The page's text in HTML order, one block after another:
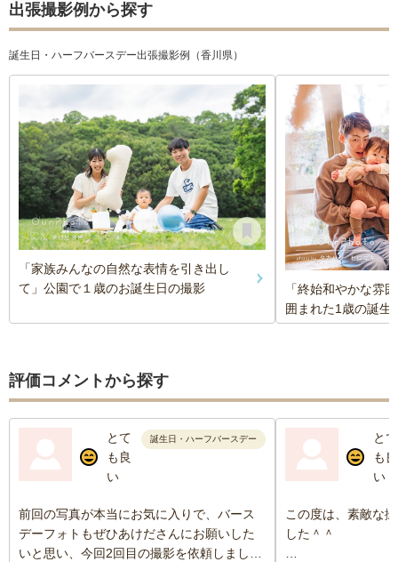
出張撮影例から探す
誕生日・ハーフバースデー出張撮影例（香川県）
「家族みんなの自然な表情を引き出し
て」公園で１歳のお誕生日の撮影
「終始和やかな雰
囲まれた1歳の誕生
評価コメントから探す
とて
も良
い
誕生日・ハーフバースデー
前回の写真が本当にお気に入りで、バース
デーフォトもぜひあけださんにお願いした
いと思い、今回2回目の撮影を依頼しまし
とて
も良
い
この度は、素敵な
した＾＾